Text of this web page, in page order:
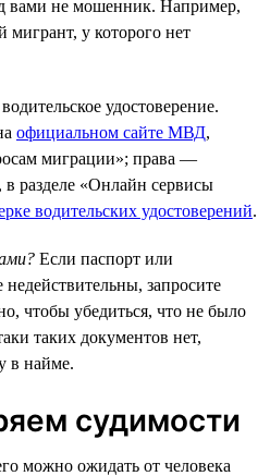
вами не мошенник. Например,
мигрант, у которого нет
удостоверение.
официальном сайте МВД,
миграции»; права —
в разделе «Онлайн сервисы
водительских удостоверений.
Если паспорт или
недействительны, запросите
чтобы убедиться, что не было
таких документов нет,
в найме.
судимости
можно ожидать от человека